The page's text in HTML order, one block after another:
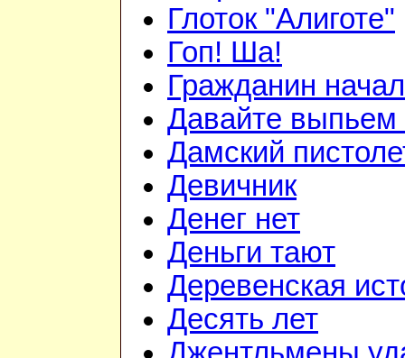
Глоток "Алиготе"
Гоп! Ша!
Гражданин
Давайте выпьем
Дамский
Девичник
Денег нет
Деньги тают
Деревенская
Десять лет